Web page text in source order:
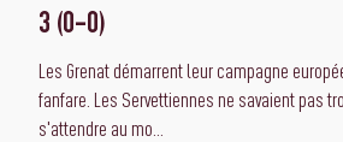
3 (0-0)
Les Grenat démarrent leur campagne
fanfare. Les Servettiennes ne savaient pas
s'attendre au mo...